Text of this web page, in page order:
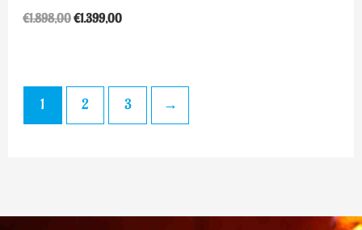
€1.898,00€1.399,00
1 2 3 →